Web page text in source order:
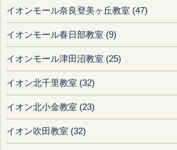
イオンモール奈良登美ヶ丘教室 (47)
イオンモール春日部教室 (9)
イオンモール津田沼教室 (25)
イオン北千里教室 (32)
イオン北小金教室 (23)
イオン吹田教室 (32)